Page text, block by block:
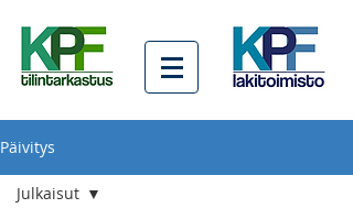
Päivitys
Julkaisut